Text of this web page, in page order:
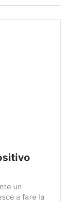
un
a fare la